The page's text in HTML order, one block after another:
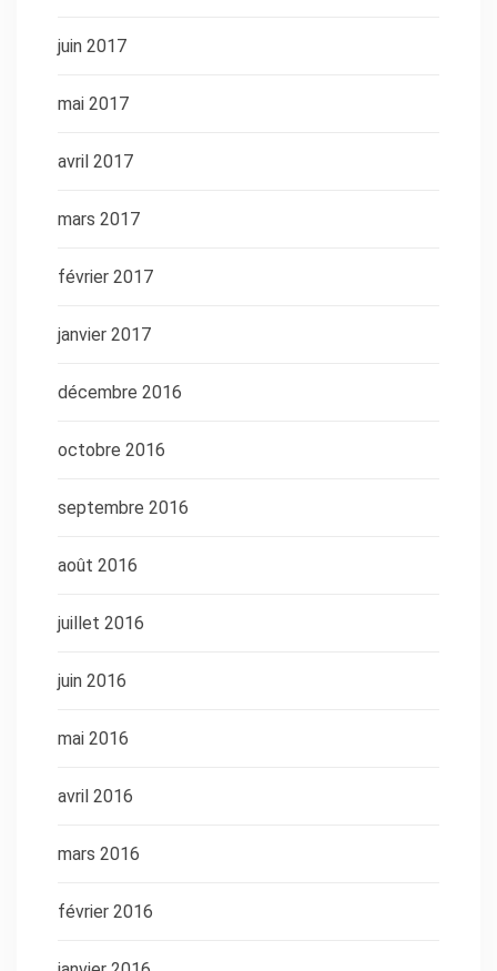
juin 2017
mai 2017
avril 2017
mars 2017
février 2017
janvier 2017
décembre 2016
octobre 2016
septembre 2016
août 2016
juillet 2016
juin 2016
mai 2016
avril 2016
mars 2016
février 2016